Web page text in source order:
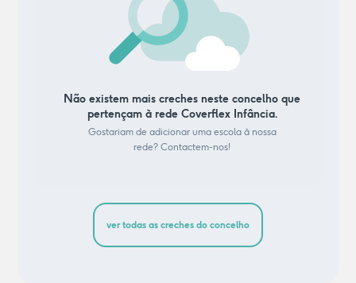
Não existem mais creches neste concelho que
pertençam à rede Coverflex Infância.
Gostariam de adicionar uma escola à nossa
rede? Contactem-nos!
ver todas as creches do concelho